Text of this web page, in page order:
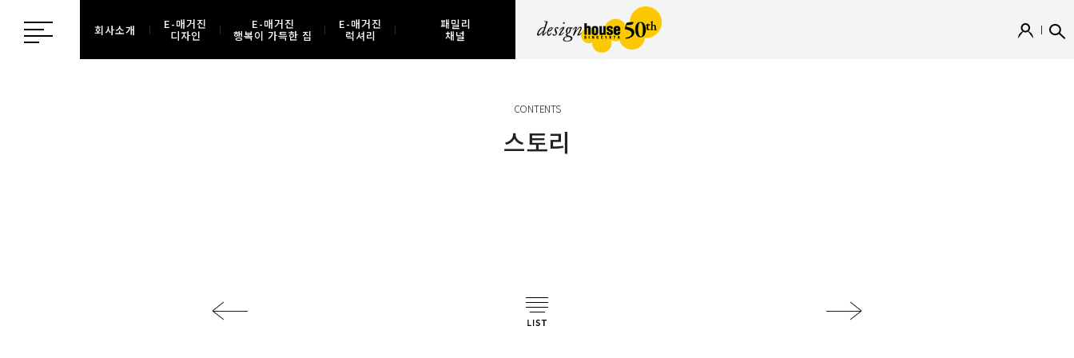
회사소개 E-매거진
디자인
E-매거진
행복이 가득한 집
E-매거진
럭셔리
패밀리
채널
CONTENTS
스토리